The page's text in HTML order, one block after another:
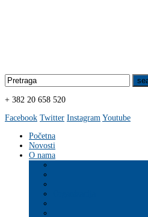
+ 382 20 658 520
Facebook Twitter Instagram Youtube
Početna
Novosti
O nama